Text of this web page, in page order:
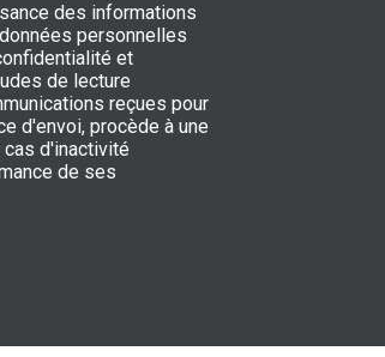
des informations
personnelles
et
de lecture
reçues pour
d'envoi, procède à une
d'inactivité
de ses